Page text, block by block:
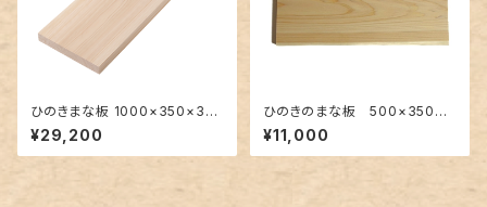
ひのきまな板 1000×350×30
mm 大きい一枚板
¥29,200
ひのきのまな板 500×350×3
0mm 裏に節あり 一枚板
¥11,000